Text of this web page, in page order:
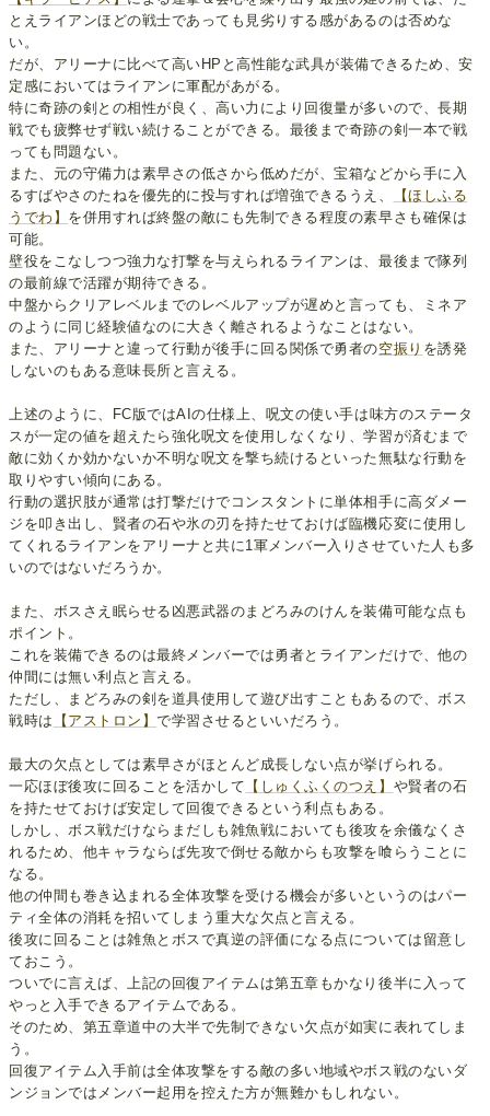
とえライアンほどの戦士であっても見劣りする感があるのは否めな
い。
だが、アリーナに比べて高いHPと高性能な武具が装備できるため、安
定感においてはライアンに軍配があがる。
特に奇跡の剣との相性が良く、高い力により回復量が多いので、長期
戦でも疲弊せず戦い続けることができる。最後まで奇跡の剣一本で戦
っても問題ない。
また、元の守備力は素早さの低さから低めだが、宝箱などから手に入
るすばやさのたねを優先的に投与すれば増強できるうえ、
【ほしふる
うでわ】 を併用すれば終盤の敵にも先制できる程度の素早さも確保は
可能。
壁役をこなしつつ強力な打撃を与えられるライアンは、最後まで隊列
の最前線で活躍が期待できる。
中盤からクリアレベルまでのレベルアップが遅めと言っても、ミネア
のように同じ経験値なのに大きく離されるようなことはない。
また、アリーナと違って行動が後手に回る関係で勇者の空振り を誘発
しないのもある意味長所と言える。
上述のように、FC版ではAIの仕様上、呪文の使い手は味方のステータ
スが一定の値を超えたら強化呪文を使用しなくなり、学習が済むまで
敵に効くか効かないか不明な呪文を撃ち続けるといった無駄な行動を
取りやすい傾向にある。
行動の選択肢が通常は打撃だけでコンスタントに単体相手に高ダメー
ジを叩き出し、賢者の石や氷の刃を持たせておけば臨機応変に使用し
てくれるライアンをアリーナと共に1軍メンバー入りさせていた人も多
いのではないだろうか。
また、ボスさえ眠らせる凶悪武器のまどろみのけんを装備可能な点も
ポイント。
これを装備できるのは最終メンバーでは勇者とライアンだけで、他の
仲間には無い利点と言える。
ただし、まどろみの剣を道具使用して遊び出すこともあるので、ボス
戦時は
【アストロン】で学習させるといいだろう。
最大の欠点としては素早さがほとんど成長しない点が挙げられる。
一応ほぼ後攻に回ることを活かして 【しゅくふくのつえ】 や賢者の石
を持たせておけば安定して回復できるという利点もある。
しかし、ボス戦だけならまだしも雑魚戦においても後攻を余儀なくさ
れるため、他キャラならば先攻で倒せる敵からも攻撃を喰らうことに
なる。
他の仲間も巻き込まれる全体攻撃を受ける機会が多いというのはパー
ティ全体の消耗を招いてしまう重大な欠点と言える。
後攻に回ることは雑魚とボスで真逆の評価になる点については留意し
ておこう。
ついでに言えば、上記の回復アイテムは第五章もかなり後半に入って
やっと入手できるアイテムである。
そのため、第五章道中の大半で先制できない欠点が如実に表れてしま
う。
回復アイテム入手前は全体攻撃をする敵の多い地域やボス戦のないダ
ンジョンではメンバー起用を控えた方が無難かもしれない。